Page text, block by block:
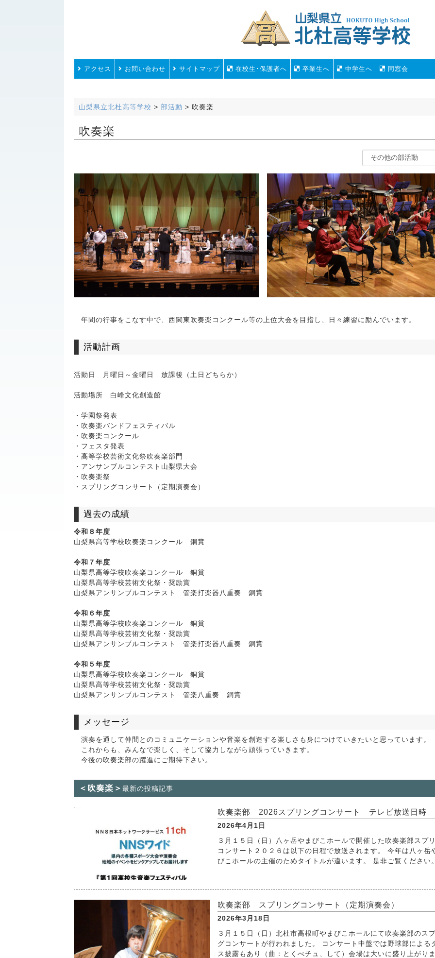
アクセス お問い合わせ サイトマップ 在校生･保護者へ 卒業生へ 中学生へ 同窓会
山梨県立北杜高等学校 > 部活動 > 吹奏楽
吹奏楽
年間の行事をこなす中で、西関東吹奏楽コンクール等の上位大会を目指し、日々練習に励んでいます。
活動計画
活動日 月曜日～金曜日 放課後（土日どちらか）
活動場所 白峰文化創造館
・学園祭発表
・吹奏楽バンドフェスティバル
・吹奏楽コンクール
・フェスタ発表
・高等学校芸術文化祭吹奏楽部門
・アンサンブルコンテスト山梨県大会
・吹奏楽祭
・スプリングコンサート（定期演奏会）
過去の成績
令和８年度
山梨県高等学校吹奏楽コンクール 銅賞
令和７年度
山梨県高等学校吹奏楽コンクール 銅賞
山梨県高等学校芸術文化祭・奨励賞
山梨県アンサンブルコンテスト 管楽打楽器八重奏 銅賞
令和６年度
山梨県高等学校吹奏楽コンクール 銅賞
山梨県高等学校芸術文化祭・奨励賞
山梨県アンサンブルコンテスト 管楽打楽器八重奏 銅賞
令和５年度
山梨県高等学校吹奏楽コンクール 銅賞
山梨県高等学校芸術文化祭・奨励賞
山梨県アンサンブルコンテスト 管楽八重奏 銅賞
メッセージ
演奏を通して仲間とのコミュニケーションや音楽を創造する楽しさも身につけていきたいと思っています。
これからも、みんなで楽しく、そして協力しながら頑張っていきます。
今後の吹奏楽部の躍進にご期待下さい。
＜吹奏楽＞ 最新の投稿記事
吹奏楽部 2026スプリングコンサート テレビ放送日時
2026年4月1日
３月１５日（日）八ヶ岳やまびこホールで開催した吹奏楽部スプ
コンサート２０２６は以下の日程で放送されます。 今年は八ヶ岳
びこホールの主催のためタイトルが違います。 是非ご覧ください。
吹奏楽部 スプリングコンサート（定期演奏会）
2026年3月18日
３月１５日（日）北杜市高根町やまびこホールにて吹奏楽部のス
グコンサートが行われました。 コンサート中盤では野球部による
ス披露もあり（曲：とくべチュ、して）会場は大いに盛り上がり